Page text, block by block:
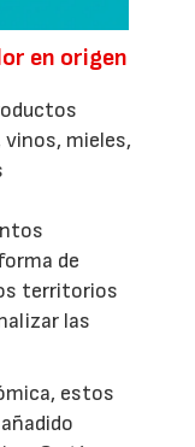
en origen
mieles,
de
territorios
las
estos